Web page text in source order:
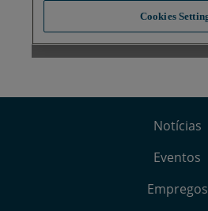
Notícias
Eventos
Empregos